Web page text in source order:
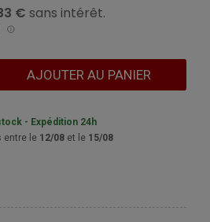
AJOUTER AU PANIER
- Expédition 24h
entre le 12/08et le 15/08